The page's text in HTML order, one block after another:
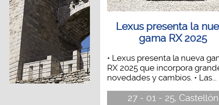
Lexus presenta la
gama RX 2025
• Lexus presenta la nueva
RX 2025 que incorpora
novedades y cambios. • Las...
27 - 01 - 25, Castellón